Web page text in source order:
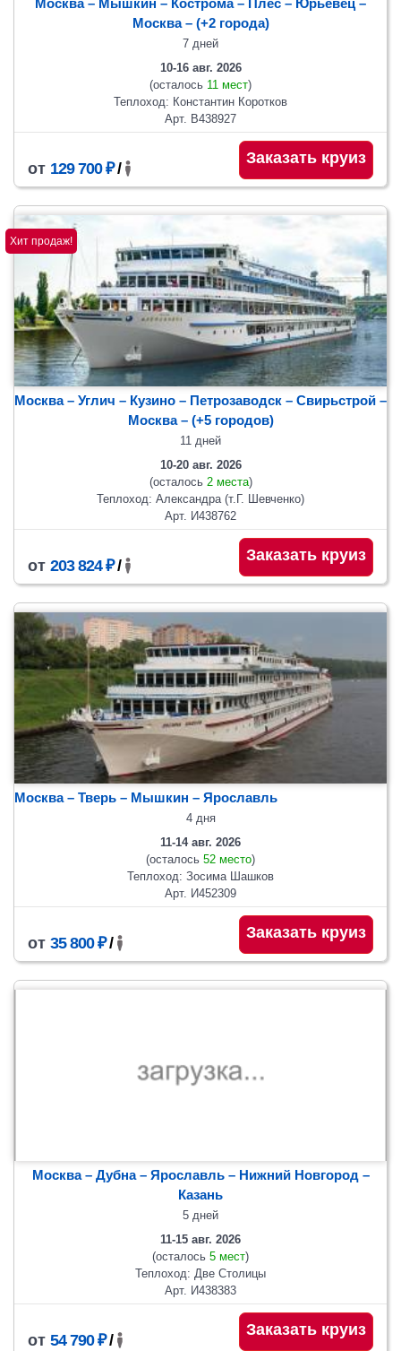
Москва – Мышкин – Кострома – Плес – Юрьевец –
Москва– (+2 города)
7 дней
10-16 авг. 2026
(осталось 11 мест)
Теплоход: Константин Коротков
Арт. В438927
от 129 700 ₽/
Заказать круиз
Хит продаж!
Москва – Углич – Кузино – Петрозаводск – Свирьстрой –
Москва– (+5 городов)
11 дней
10-20 авг. 2026
(осталось 2 места)
Теплоход: Александра (т.Г. Шевченко)
Арт. И438762
от 203 824 ₽/
Заказать круиз
Москва – Тверь – Мышкин – Ярославль
4 дня
11-14 авг. 2026
(осталось 52 место)
Теплоход: Зосима Шашков
Арт. И452309
от 35 800 ₽/
Заказать круиз
Москва – Дубна – Ярославль – Нижний Новгород –
Казань
5 дней
11-15 авг. 2026
(осталось 5 мест)
Теплоход: Две Столицы
Арт. И438383
от 54 790 ₽/
Заказать круиз